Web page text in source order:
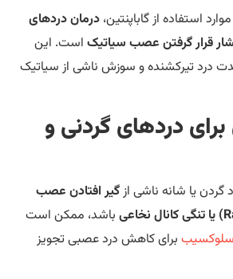
استفاده از گاباپنتین،درمان دردهای
گرفتن عصب سیاتیکاست. این
تیرکشنده و سوزش ناشی از سیاتیک
دردهای گردنی و
یا شانه ناشی ازگیر افتادن عصب
باشد، ممکن است
برای کاهش درد عصبی تجویز